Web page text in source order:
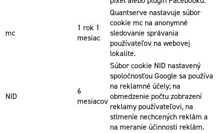
mc
1 rok 1
mesiac
Quantserve nastavuje súbor
cookie mc na anonymné
sledovanie správania
používateľov na webovej
lokalite.
NID
6
mesiacov
Súbor cookie NID nastavený
spoločnosťou Google sa používa
na reklamné účely; na
obmedzenie počtu zobrazení
reklamy používateľovi, na
stlmenie nechcených reklám a
na meranie účinnosti reklám.